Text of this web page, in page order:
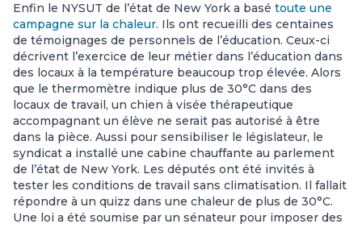
Enfin le NYSUT de l’état de New York a basé toute une
campagne sur la chaleur. Ils ont recueilli des centaines
de témoignages de personnels de l’éducation. Ceux-ci
décrivent l’exercice de leur métier dans l’éducation dans
des locaux à la température beaucoup trop élevée. Alors
que le thermomètre indique plus de 30°C dans des
locaux de travail, un chien à visée thérapeutique
accompagnant un élève ne serait pas autorisé à être
dans la pièce. Aussi pour sensibiliser le législateur, le
syndicat a installé une cabine chauffante au parlement
de l’état de New York. Les députés ont été invités à
tester les conditions de travail sans climatisation. Il fallait
répondre à un quizz dans une chaleur de plus de 30°C.
Une loi a été soumise par un sénateur pour imposer des